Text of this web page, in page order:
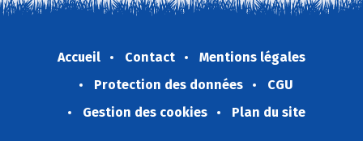
Accueil Contact
Mentions légales
Protection des données
CGU
Gestion des cookies
Plan du site